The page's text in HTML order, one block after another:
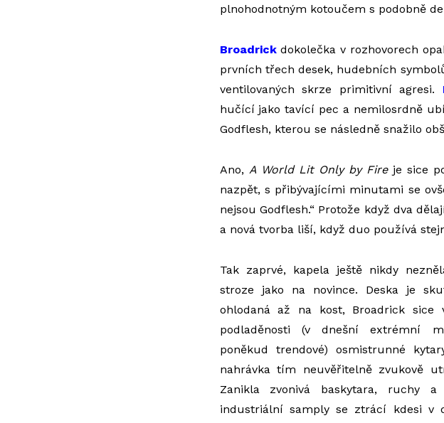
plnohodnotným kotoučem s podobně
Broadrickdokolečka v rozhovorech
prvních třech desek, hudebních
ventilovaných skrze primitivní agresi.
hučící jako tavící pec a nemilosrdně
Godflesh, kterou se následně snažilo
Ano, A World Lit Only by Fireje sice
nazpět, s přibývajícími minutami se
nejsou Godflesh.“ Protože když dva
a nová tvorba liší, když duo používá
Tak zaprvé, kapela ještě nikdy
stroze jako na novince. Deska je
ohlodaná až na kost, Broadrick sice
podladěnosti (v dnešní extrémní
poněkud trendové) osmistrunné
nahrávka tím neuvěřitelně zvukově
Zanikla zvonivá baskytara, ruchy a
industriální samply se ztrácí kdesi v